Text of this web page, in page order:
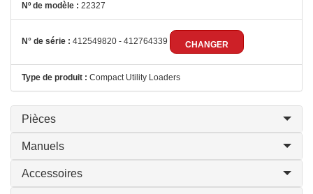
Nº de modèle : 22327
N° de série : 412549820 - 412764339 CHANGER
Type de produit : Compact Utility Loaders
Pièces
Manuels
Accessoires